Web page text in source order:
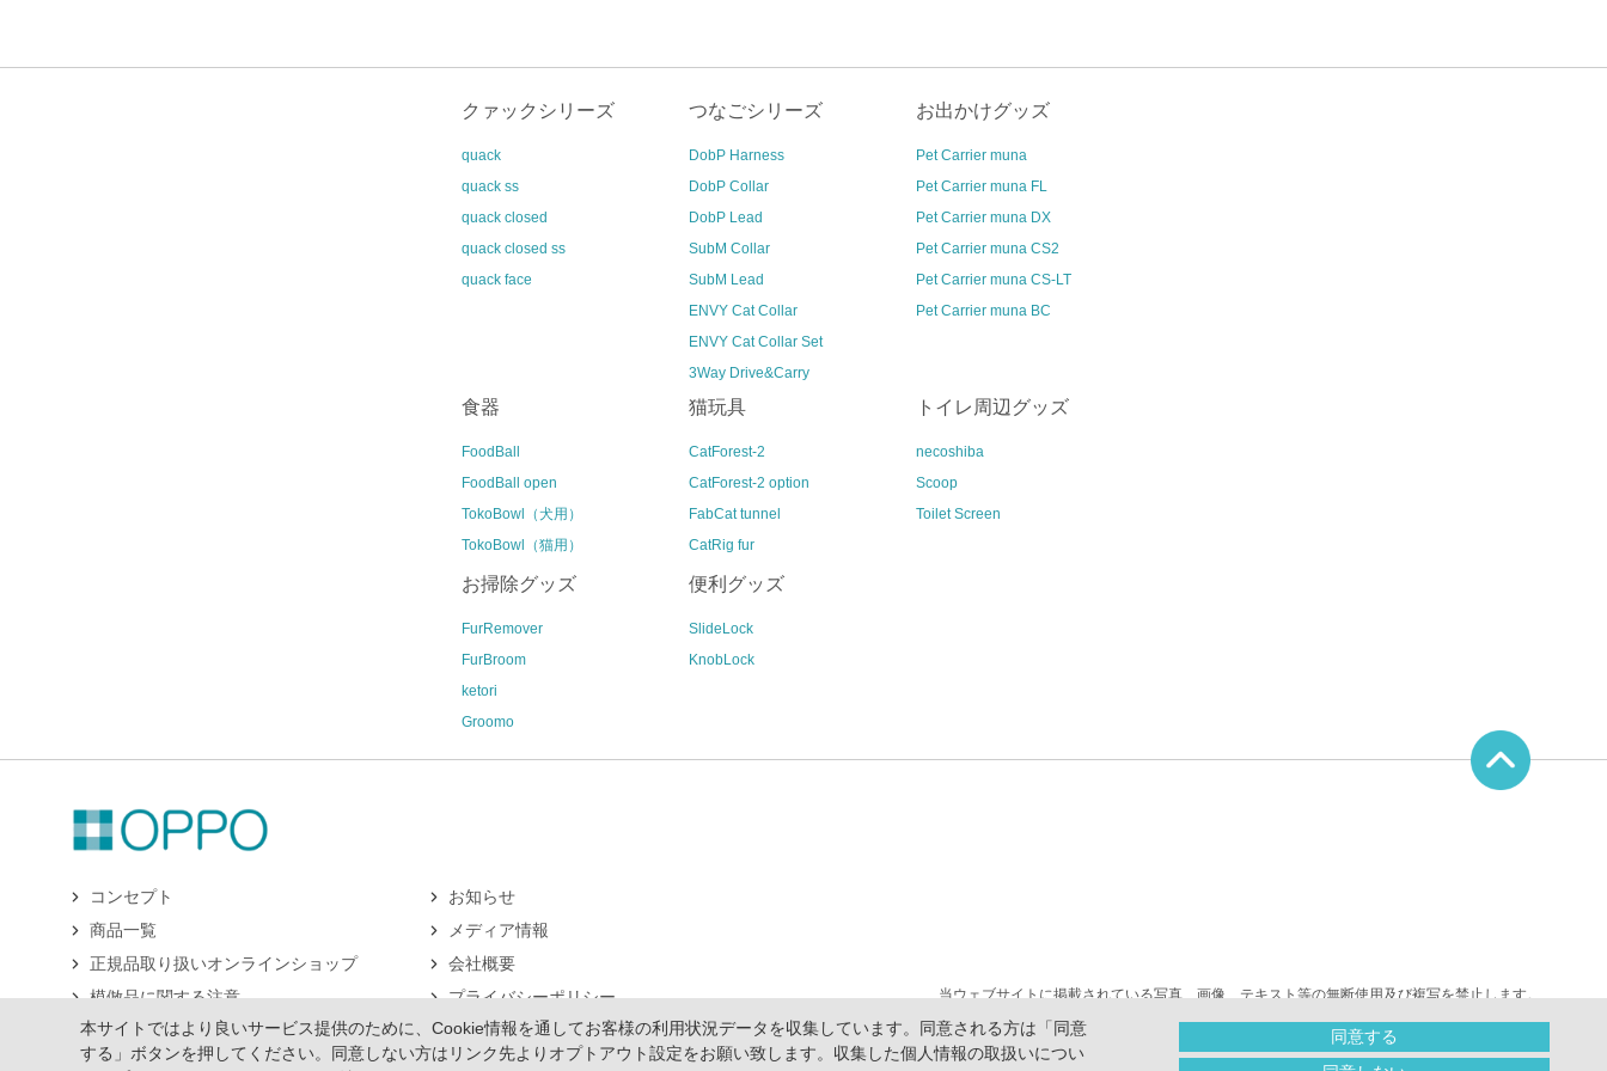
本サイトではより良いサービス提供のために、Cookie情報を通してお客様の利用状況データを収集しています。同意される方は「同意
する」ボタンを押してください。同意しない方はリンク先よりオプトアウト設定をお願い致します。収集した個人情報の取扱いについ
同意する
クァックシリーズ
quack
quack ss
quack closed
quack closed ss
quack face
つなごシリーズ
DobP Harness
DobP Collar
DobP Lead
SubM Collar
SubM Lead
ENVY Cat Collar
ENVY Cat Collar Set
3Way Drive&Carry
お出かけグッズ
Pet Carrier muna
Pet Carrier muna FL
Pet Carrier muna DX
Pet Carrier muna CS2
Pet Carrier muna CS-LT
Pet Carrier muna BC
食器
FoodBall
FoodBall open
TokoBowl（犬用）
TokoBowl（猫用）
猫玩具
CatForest-2
CatForest-2 option
FabCat tunnel
CatRig fur
トイレ周辺グッズ
necoshiba
Scoop
Toilet Screen
お掃除グッズ
FurRemover
FurBroom
ketori
Groomo
便利グッズ
SlideLock
KnobLock
コンセプト
商品一覧
正規品取り扱いオンラインショップ
模倣品に関する注意
お問合せ
お知らせ
メディア情報
会社概要
プライバシーポリシー
サイトマップ
当ウェブサイトに掲載されている写真、画像、テキスト等の無断使用及び複写を禁止します。
｢quack｣｢クァック｣は(株)テラモトが所有する登録商標です。
Copyright（C）2011-2026 OPPO All Rights Reserved